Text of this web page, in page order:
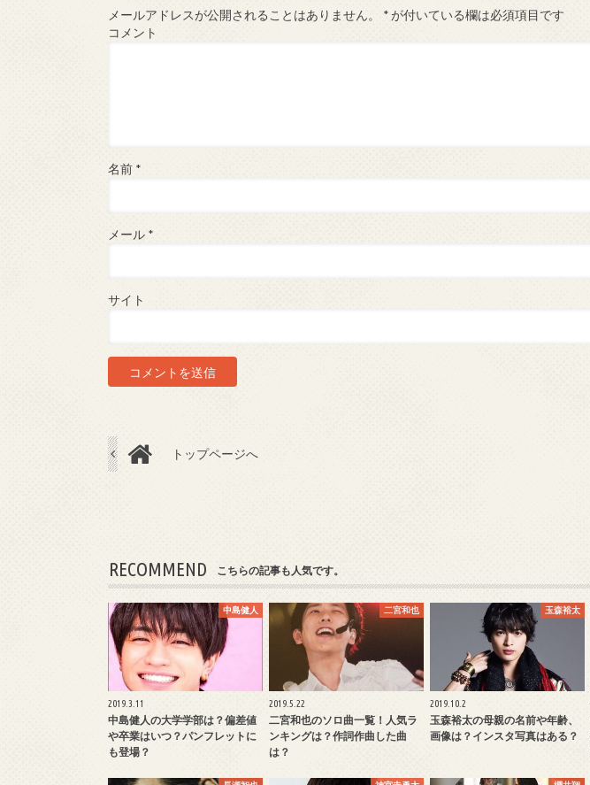
メールアドレスが公開されることはありません。 *が付いている欄は必須項目です
コメント
名前 *
メール *
サイト
トップページへ
RECOMMEND こちらの記事も人気です。
中島健人
2019.3.11
中島健人の大学学部は？偏差値
や卒業はいつ？パンフレットに
も登場？
二宮和也
2019.5.22
二宮和也のソロ曲一覧！人気ラ
ンキングは？作詞作曲した曲
は？
玉森裕太
2019.10.2
玉森裕太の母親の名前や年齢、
画像は？インスタ写真はある？